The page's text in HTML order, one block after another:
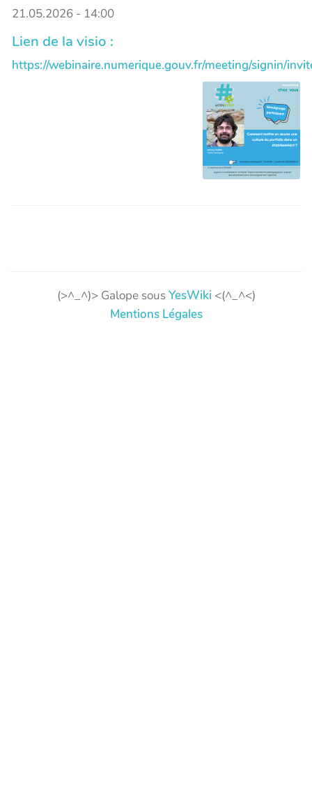
21.05.2026 - 14:00
Lien de la visio :
https://webinaire.numerique.gouv.fr/meeting/signin/
(>^_^)> Galope sousYesWiki <(^_^<)
Mentions Légales